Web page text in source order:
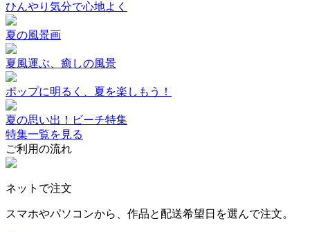
ひんやり気分で心地よく
夏の風景画
夏風運ぶ、癒しの風景
ポップに明るく、夏を楽しもう！
夏の思い出！ビーチ特集
特集一覧を見る
ご利用の流れ
ネットで注文
スマホやパソコンから、作品と配送希望日を選んで注文。